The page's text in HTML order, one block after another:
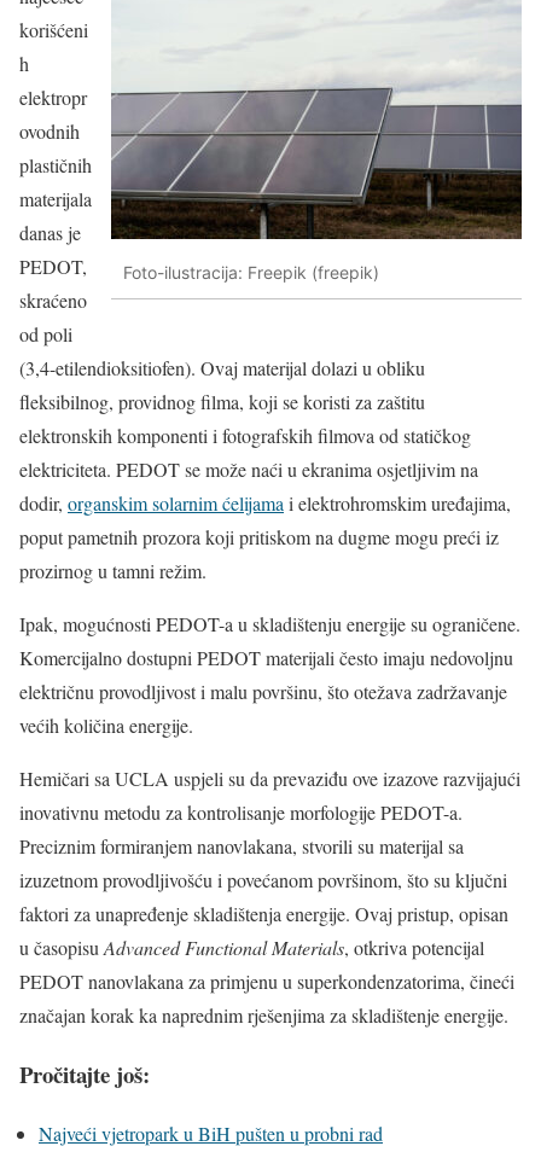
Foto-ilustracija: Freepik (freepik)
korišćeni
h
elektropr
ovodnih
plastičnih
materijala
danas je
PEDOT,
skraćeno
od poli
(3,4-etilendioksitiofen). Ovaj materijal dolazi u obliku
fleksibilnog, providnog filma, koji se koristi za zaštitu
elektronskih komponenti i fotografskih filmova od statičkog
elektriciteta. PEDOT se može naći u ekranima osjetljivim na
dodir, organskim solarnim ćelijama i elektrohromskim uređajima,
poput pametnih prozora koji pritiskom na dugme mogu preći iz
prozirnog u tamni režim.
Ipak, mogućnosti PEDOT-a u skladištenju energije su ograničene.
Komercijalno dostupni PEDOT materijali često imaju nedovoljnu
električnu provodljivost i malu površinu, što otežava zadržavanje
većih količina energije.
Hemičari sa UCLA uspjeli su da prevaziđu ove izazove razvijajući
inovativnu metodu za kontrolisanje morfologije PEDOT-a.
Preciznim formiranjem nanovlakana, stvorili su materijal sa
izuzetnom provodljivošću i povećanom površinom, što su ključni
faktori za unapređenje skladištenja energije. Ovaj pristup, opisan
u časopisu Advanced Functional Materials, otkriva potencijal
PEDOT nanovlakana za primjenu u superkondenzatorima, čineći
značajan korak ka naprednim rješenjima za skladištenje energije.
Pročitajte još:
Najveći vjetropark u BiH pušten u probni rad